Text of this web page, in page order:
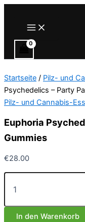
Main
Menu
Startseite / Pilz- und
Psychedelics – Party
Pilz- und Cannabis-
Euphoria
Gummies
€28.00
Euphoria
Psychedelics
Party
PackIn den Warenkorb